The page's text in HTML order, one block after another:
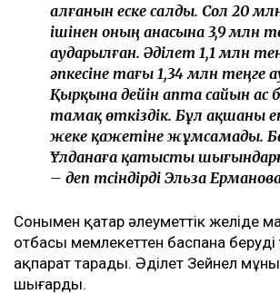
алғанын еске салды. Сол 20
ішінен оның анасына 3,9 млн
аударылған. Әділет 1,1 млн
әпкесіне тағы 1,34 млн теңге
Қырқына дейін апта сайын ас
тамақ өткіздік. Бұл ақшаны
жеке қажетіне жұмсамады.
Ұлданаға қатысты
– деп түсіндірді Эльза
Сонымен қатар әлеуметтік желіде
отбасы мемлекеттен баспана беруді
ақпарат тарады. Әділет Зейнел
шығарды.